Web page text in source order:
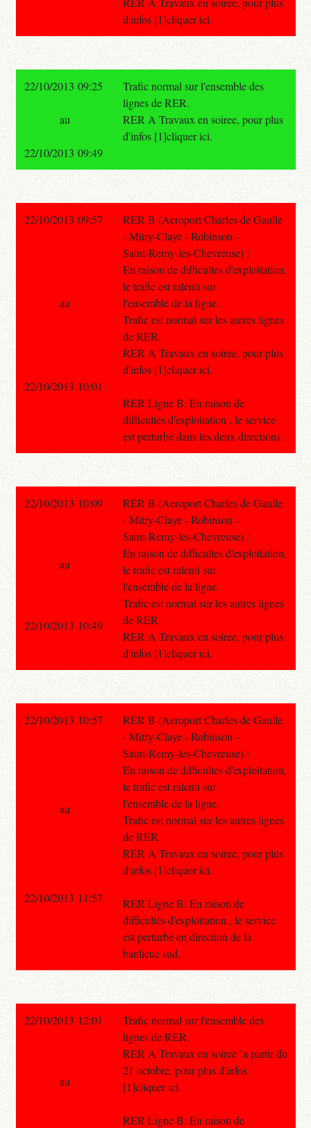
d'infos [1]cliquer ici.
22/10/2013 09:25
Trafic normal sur l'ensemble des
lignes de RER.
RER A Travaux en soiree, pour plus
d'infos [1]cliquer ici.
au
22/10/2013 09:49
22/10/2013 09:57
RER B (Aeroport Charles de Gaulle
- Mitry-Claye - Robinson -
Saint-Remy-les-Chevreuse) :
En raison de difficultes d'exploitation,
le trafic est ralenti sur
l'ensemble de la ligne.
Trafic est normal sur les autres lignes
de RER.
RER A Travaux en soiree, pour plus
d'infos [1]cliquer ici.
RER Ligne B: En raison de
difficultés d'exploitation , le service
est perturbé dans les deux directions.
au
22/10/2013 10:01
22/10/2013 10:09
RER B (Aeroport Charles de Gaulle
- Mitry-Claye - Robinson -
Saint-Remy-les-Chevreuse) :
En raison de difficultes d'exploitation,
le trafic est ralenti sur
l'ensemble de la ligne.
Trafic est normal sur les autres lignes
de RER.
RER A Travaux en soiree, pour plus
d'infos [1]cliquer ici.
au
22/10/2013 10:49
22/10/2013 10:57
RER B (Aeroport Charles de Gaulle
- Mitry-Claye - Robinson -
Saint-Remy-les-Chevreuse) :
En raison de difficultes d'exploitation,
le trafic est ralenti sur
l'ensemble de la ligne.
Trafic est normal sur les autres lignes
de RER.
RER A Travaux en soiree, pour plus
d'infos [1]cliquer ici.
RER Ligne B: En raison de
difficultés d'exploitation , le service
est perturbé en direction de la
banlieue sud.
au
22/10/2013 11:57
22/10/2013 12:01
Trafic normal sur l'ensemble des
lignes de RER.
RER A Travaux en soiree `a partir du
21 octobre, pour plus d'infos
[1]cliquer ici.
RER Ligne B: En raison de
au